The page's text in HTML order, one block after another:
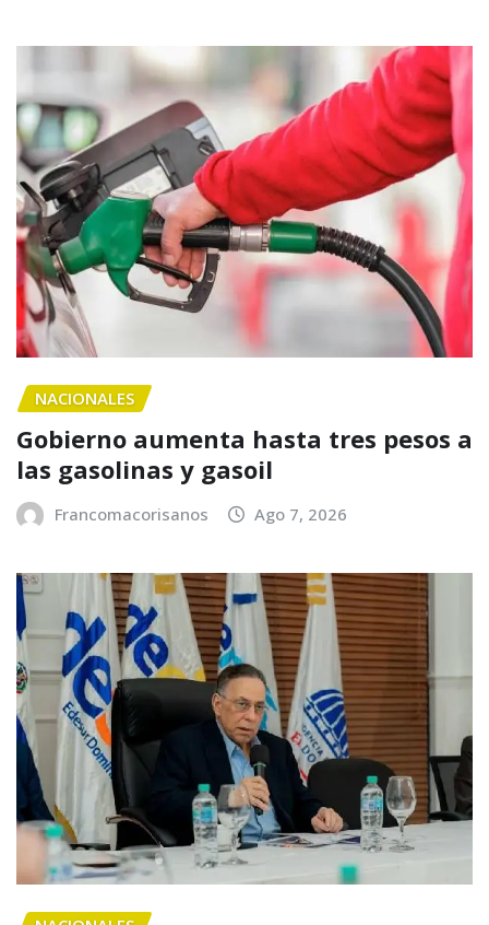
NACIONALES
Gobierno aumenta hasta tres pesos a
las gasolinas y gasoil
Francomacorisanos Ago 7, 2026